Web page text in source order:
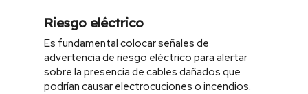
Riesgo eléctrico
Es fundamental colocar señales de
advertencia de riesgo eléctrico para alertar
sobre la presencia de cables dañados que
podrían causar electrocuciones o incendios.